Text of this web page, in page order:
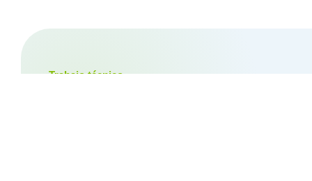
Trabajo técnico